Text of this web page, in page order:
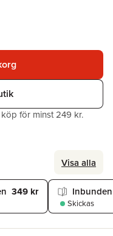
för minst 249 kr.
Visa alla
349 kr Inbunden
Skickas